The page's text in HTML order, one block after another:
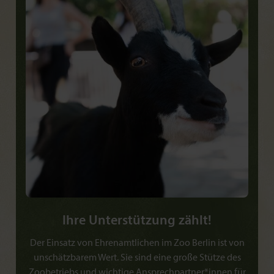
Ihre Unterstützung zählt!
Der Einsatz von Ehrenamtlichen im Zoo Berlin ist von
unschätzbarem Wert. Sie sind eine große Stütze des